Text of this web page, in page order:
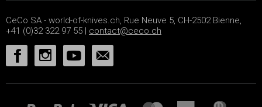
CeCo SA - world-of-knives.ch, Rue Neuve 5, CH-2502 Bienne,
+41 (0)32 322 97 55 | contact@ceco.ch